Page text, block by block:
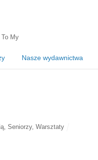
To My
Nasze wydawnictwa
, Seniorzy, Warsztaty